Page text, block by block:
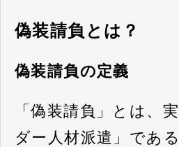
偽装請負とは？
偽装請負の定義
「偽装請負」とは、
ダー人材派遣」であ